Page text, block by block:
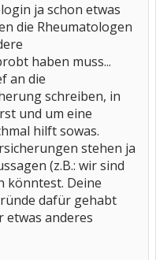
ja schon etwas
die Rheumatologen
haben muss...
an die
schreiben, in
und um eine
hilft sowas.
stehen ja
(z.B.: wir sind
könntest. Deine
dafür gehabt
etwas anderes